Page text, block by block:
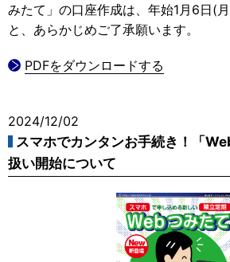
みたて」の口座作成は、年始1月6日(
と、あらかじめご了承願います。
PDFをダウンロードする
2024/12/02
スマホでカンタンお手続き！「
扱い開始について